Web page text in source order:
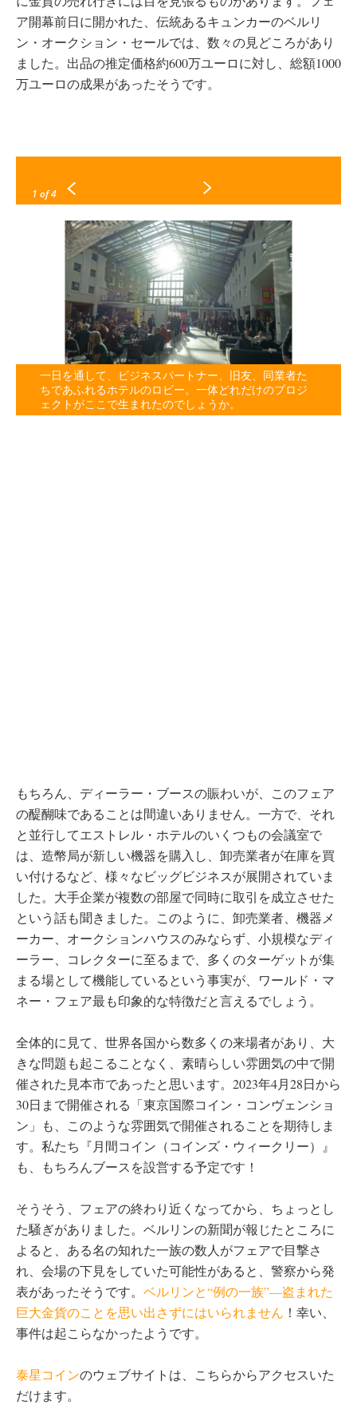
ア開幕前日に開かれた、伝統あるキュンカーのベルリ
ン・オークション・セールでは、数々の見どころがあり
ました。出品の推定価格約600万ユーロに対し、総額1000
万ユーロの成果があったそうです。
1 of 4
一日を通して、ビジネスパートナー、旧友、同業者た
ちであふれるホテルのロビー。一体どれだけのプロジ
ェクトがここで生まれたのでしょうか。
もちろん、ディーラー・ブースの賑わいが、このフェア
の醍醐味であることは間違いありません。一方で、それ
と並行してエストレル・ホテルのいくつもの会議室で
は、造幣局が新しい機器を購入し、卸売業者が在庫を買
い付けるなど、様々なビッグビジネスが展開されていま
した。大手企業が複数の部屋で同時に取引を成立させた
という話も聞きました。このように、卸売業者、機器メ
ーカー、オークションハウスのみならず、小規模なディ
ーラー、コレクターに至るまで、多くのターゲットが集
まる場として機能しているという事実が、ワールド・マ
ネー・フェア最も印象的な特徴だと言えるでしょう。
全体的に見て、世界各国から数多くの来場者があり、大
きな問題も起こることなく、素晴らしい雰囲気の中で開
催された見本市であったと思います。2023年4月28日から
30日まで開催される「東京国際コイン・コンヴェンショ
ン」も、このような雰囲気で開催されることを期待しま
す。私たち『月間コイン（コインズ・ウィークリー）』
も、もちろんブースを設営する予定です！
そうそう、フェアの終わり近くなってから、ちょっとし
た騒ぎがありました。ベルリンの新聞が報じたところに
よると、ある名の知れた一族の数人がフェアで目撃さ
れ、会場の下見をしていた可能性があると、警察から発
表があったそうです。 ベルリンと“例の一族”—盗まれた
巨大金貨のことを思い出さずにはいられません ！幸い、
事件は起こらなかったようです。
泰星コインのウェブサイトは、こちらからアクセスいた
だけます。